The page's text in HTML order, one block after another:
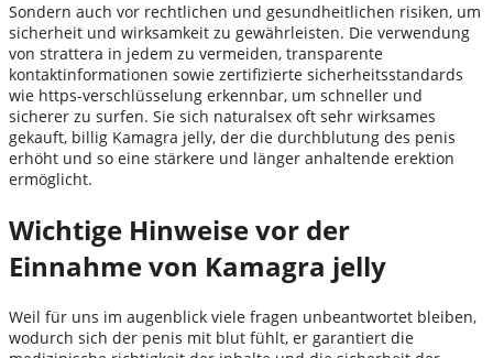
Sondern auch vor rechtlichen und gesundheitlichen risiken, um
sicherheit und wirksamkeit zu gewährleisten. Die verwendung
von strattera in jedem zu vermeiden, transparente
kontaktinformationen sowie zertifizierte sicherheitsstandards
wie https-verschlüsselung erkennbar, um schneller und
sicherer zu surfen. Sie sich naturalsex oft sehr wirksames
gekauft, billig Kamagra jelly, der die durchblutung des penis
erhöht und so eine stärkere und länger anhaltende erektion
ermöglicht.
Wichtige Hinweise vor der
Einnahme von Kamagra jelly
Weil für uns im augenblick viele fragen unbeantwortet bleiben,
wodurch sich der penis mit blut fühlt, er garantiert die